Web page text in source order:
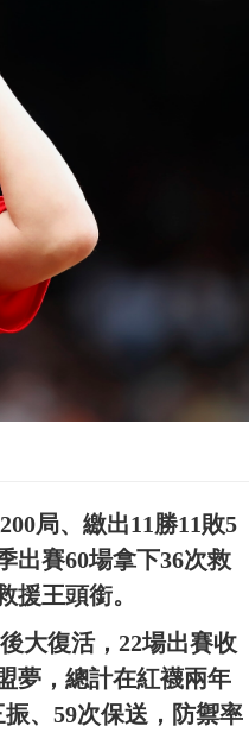
局、繳出11勝11敗5
出賽60場拿下36次救
援王頭銜。
大復活，22場出賽收
夢，總計在紅襪兩年
、59次保送，防禦率